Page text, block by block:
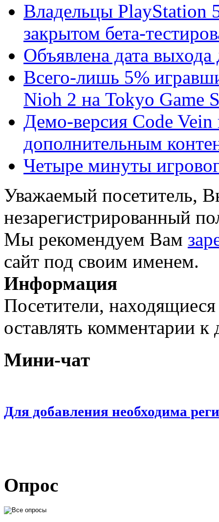
Владельцы PlayStation
закрытом бета-
Объявлена дата
Всего-лишь 5%
Nioh 2 на Tokyo Game
Демо-версия Code Vein
дополнительным
Четыре минуты
Уважаемый посетитель,
незарегистрированный
Мы рекомендуем Вам
сайт под своим именем.
Информация
Посетители,
оставлять комментарии
Мини-чат
Для добавления необходима
Опрос